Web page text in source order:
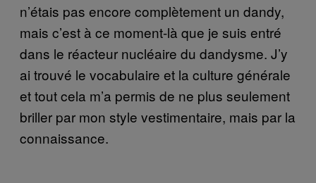
n’étais pas encore complètement un dandy,
mais c’est à ce moment-là que je suis entré
dans le réacteur nucléaire du dandysme. J’y
ai trouvé le vocabulaire et la culture générale
et tout cela m’a permis de ne plus seulement
briller par mon style vestimentaire, mais par la
connaissance.